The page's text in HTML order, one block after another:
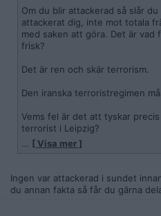
Om du blir attackerad så slår
attackerat dig, inte mot totala
med saken att göra. Det är vad
frisk?
Det är ren och skär terrorism.
Den iranska terroristregimen
Vems fel är det att tyskar
terrorist i Leipzig?
Låt mig gissa; USA eller Israel?
Du har verkligen anammat
… [ Visa mer ]
Ingen var attackerad i sundet
du annan fakta så får du gärna